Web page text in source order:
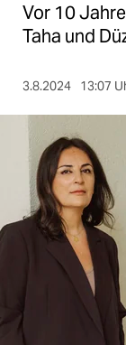
Vor 10
Taha und
3.8.2024 13:07